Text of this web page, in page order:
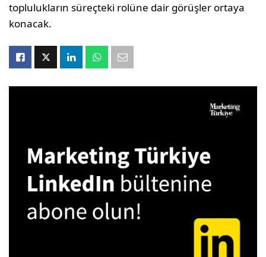
toplulukların süreçteki rolüne dair görüşler ortaya
konacak.